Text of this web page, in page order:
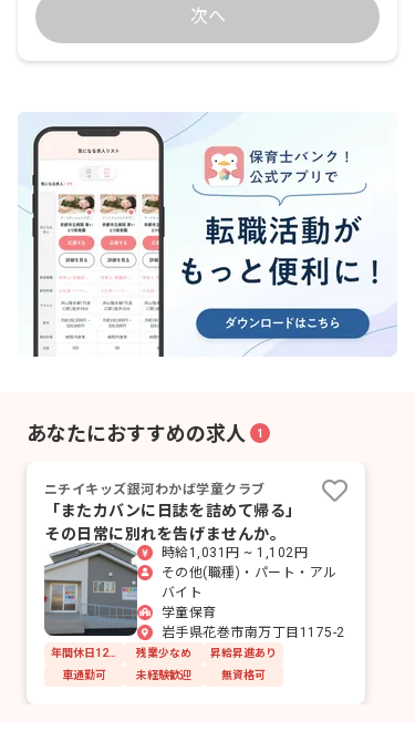
次へ
あなたにおすすめの求人 1
ニチイキッズ銀河わかば学童クラブ
「またカバンに日誌を詰めて帰る」
その日常に別れを告げませんか。
時給1,031円 ~ 1,102円
その他(職種)・パート・アル
バイト
学童保育
岩手県花巻市南万丁目1175-2
残業少なめ
昇給昇進あり
車通勤可
未経験歓迎 無資格可